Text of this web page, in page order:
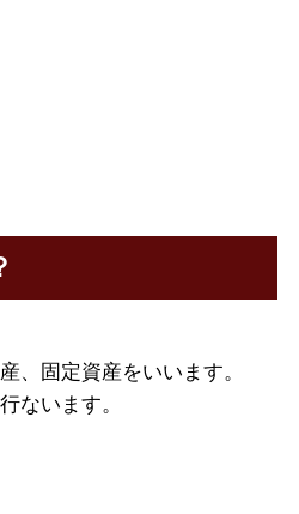
、固定資産をいいます。
ないます。